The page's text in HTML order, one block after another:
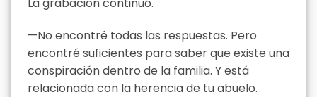
La grabación continuó.
—No encontré todas las respuestas. Pero
encontré suficientes para saber que existe una
conspiración dentro de la familia. Y está
relacionada con la herencia de tu abuelo.